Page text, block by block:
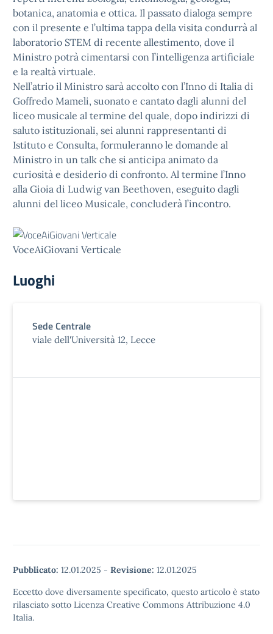
botanica, anatomia e ottica. Il passato dialoga sempre
con il presente e l’ultima tappa della visita condurrà al
laboratorio STEM di recente allestimento, dove il
Ministro potrà cimentarsi con l’intelligenza artificiale
e la realtà virtuale.
Nell’atrio il Ministro sarà accolto con l’Inno di Italia di
Goffredo Mameli, suonato e cantato dagli alunni del
liceo musicale al termine del quale, dopo indirizzi di
saluto istituzionali, sei alunni rappresentanti di
Istituto e Consulta, formuleranno le domande al
Ministro in un talk che si anticipa animato da
curiosità e desiderio di confronto. Al termine l’Inno
alla Gioia di Ludwig van Beethoven, eseguito dagli
alunni del liceo Musicale, concluderà l’incontro.
VoceAiGiovani Verticale
Luoghi
Sede Centrale
viale dell'Università 12, Lecce
Pubblicato: 12.01.2025 - Revisione: 12.01.2025
Eccetto dove diversamente specificato, questo articolo è stato
rilasciato sotto Licenza Creative Commons Attribuzione 4.0
Italia.